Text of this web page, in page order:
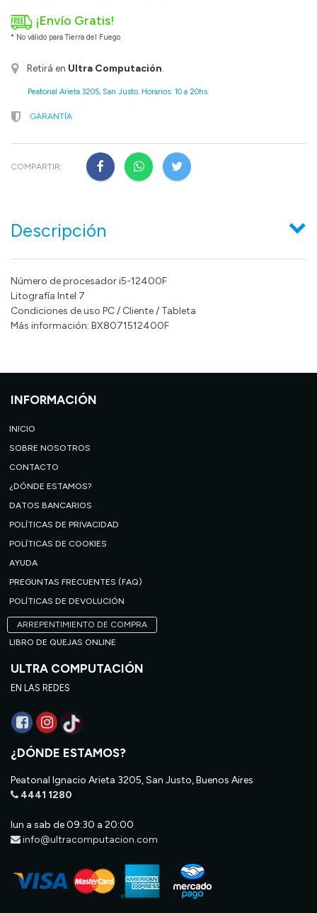
¡Envío Gratis!
* No válido para Tierra del Fuego
Retirá en Ultra Computación.
Peatonal Arieta 3205, San Justo. Horarios: 10 a 20hs.
GARANTÍA
COMPARTIR:
Descripción
Número de procesador i5-12400F
Litografía Intel 7
Condiciones de uso PC / Cliente / Tableta
Más información: BX8071512400F
INFORMACIÓN
INICIO
SOBRE NOSOTROS
CONTACTO
¿DÓNDE ESTAMOS?
DATOS BANCARIOS
POLÍTICAS DE PRIVACIDAD
POLÍTICAS DE COOKIES
AYUDA
PREGUNTAS FRECUENTES (FAQ)
POLÍTICAS DE DEVOLUCIÓN
ARREPENTIMIENTO DE COMPRA
LIBRO DE QUEJAS ONLINE
ULTRA COMPUTACIÓN
EN LAS REDES
¿DÓNDE ESTAMOS?
Peatonal Ignacio Arieta 3205, San Justo, Buenos Aires
4441 1280
lun a sab de 09:30 a 20:00
info@ultracomputacion.com